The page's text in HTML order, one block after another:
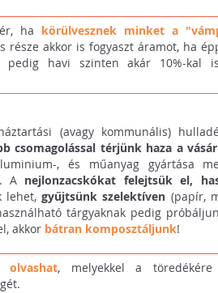
ha körülvesznek minket a
része akkor is fogyaszt áramot, ha
pedig havi szinten akár 10%-kal
(avagy kommunális)
csomagolással térjünk haza a
, és műanyag gyártása
A nejlonzacskókat felejtsük el,
lehet,gyűjtsünk szelektíven (papír,
tárgyaknak pedig
akkor bátran komposztáljunk!
, melyekkel a töredékére